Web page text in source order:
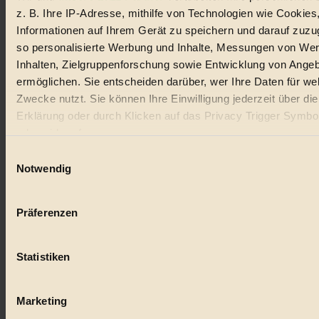
z. B. Ihre IP-Adresse, mithilfe von Technologien wie
Informationen auf Ihrem Gerät zu speichern und darauf
so personalisierte Werbung und Inhalte, Messungen von
Inhalten, Zielgruppenforschung sowie Entwicklung von
ermöglichen. Sie entscheiden darüber, wer Ihre Daten für
Zwecke nutzt. Sie können Ihre Einwilligung jederzeit über
Erklärung oder durch Klicken auf das Privacy Trigger
oder widerrufen
Wenn Sie es erlauben, würden wir auch gerne:
Ihr Gerät durch aktives Scannen nach bestimmten
Erfahren Sie mehr darüber, wie Ihre persönlichen Daten
Notwendig
Präferenzen
Statistiken
Marketing
Natur
kinderbuch
nachhaltig